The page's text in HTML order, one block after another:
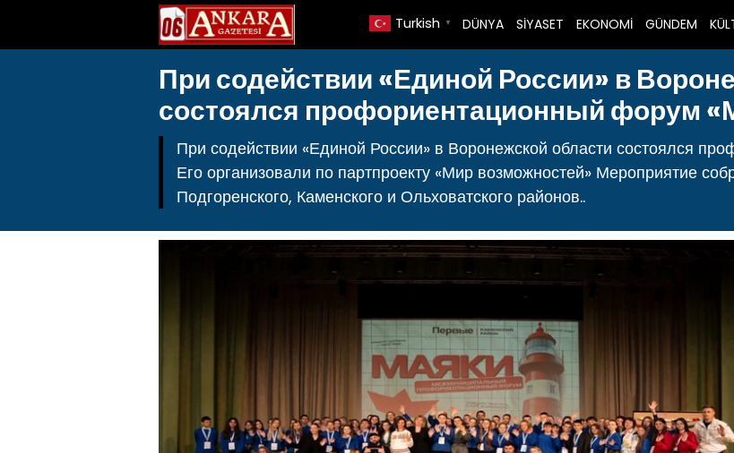
DÜNYA SİYASET EKONOMİ GÜNDEM
Turkish ▼
При содействии «Единой России» в
состоялся профориентационный форум
При содействии «Единой России» в Воронежской области состоялся
Его организовали по партпроекту «Мир возможностей» Мероприятие
Подгоренского, Каменского и Ольховатского районов..